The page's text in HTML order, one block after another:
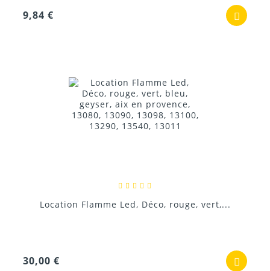
9,84 €
Location Flamme Led, Déco, rouge, vert,...
30,00 €